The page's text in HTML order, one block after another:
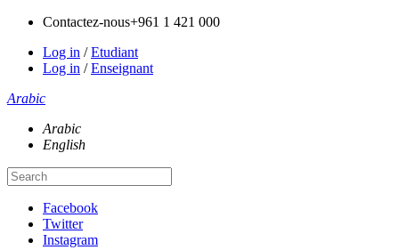
Contactez-nous+961 1 421 000
Log in /Etudiant
Log in /Enseignant
Arabic
Arabic
English
Facebook
Twitter
Instagram